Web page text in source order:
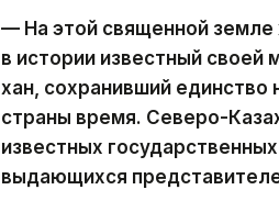
— На этой священной земле
в истории известный
хан, сохранивший
страны время. Северо-
известных
выдающихся